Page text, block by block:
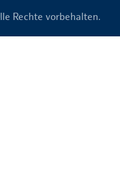
Rechte vorbehalten.